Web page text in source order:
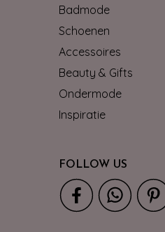
Badmode
Schoenen
Accessoires
Beauty & Gifts
Ondermode
Inspiratie
FOLLOW US